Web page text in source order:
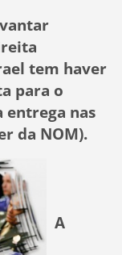
tem haver
para o
entrega nas
da NOM).
A